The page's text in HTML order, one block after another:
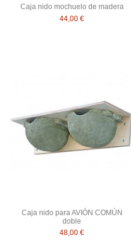
Caja nido mochuelo de madera
44,00 €
Caja nido para AVIÓN COMÚN
doble
48,00 €